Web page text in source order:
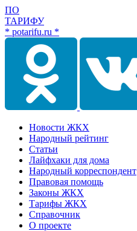
ПО
ТАРИФУ
* potarifu.ru *
Новости ЖКХ
Народный рейтинг
Статьи
Лайфхаки для дома
Народный корреспондент
Правовая помощь
Законы ЖКХ
Тарифы ЖКХ
Справочник
О проекте